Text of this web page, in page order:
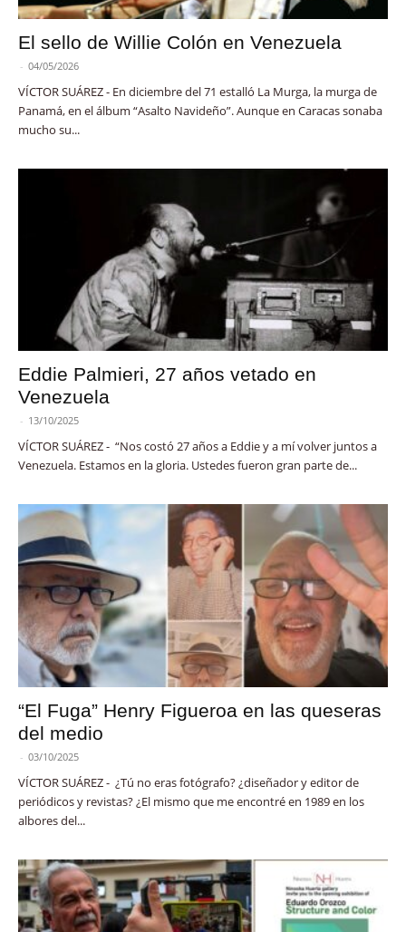
El sello de Willie Colón en Venezuela
- 04/05/2026
VÍCTOR SUÁREZ - En diciembre del 71 estalló La Murga, la murga de
Panamá, en el álbum “Asalto Navideño”. Aunque en Caracas sonaba
mucho su...
Eddie Palmieri, 27 años vetado en
Venezuela
- 13/10/2025
VÍCTOR SUÁREZ - “Nos costó 27 años a Eddie y a mí volver juntos a
Venezuela. Estamos en la gloria. Ustedes fueron gran parte de...
“El Fuga” Henry Figueroa en las queseras
del medio
- 03/10/2025
VÍCTOR SUÁREZ - ¿Tú no eras fotógrafo? ¿diseñador y editor de
periódicos y revistas? ¿El mismo que me encontré en 1989 en los
albores del...